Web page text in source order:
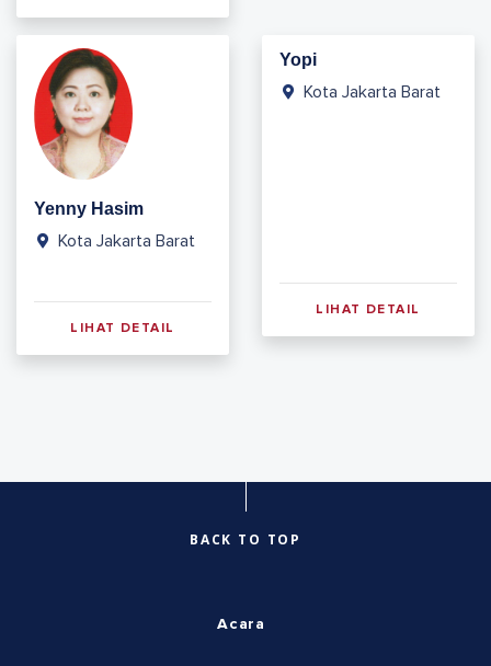
Yenny Hasim
Kota Jakarta Barat
LIHAT DETAIL
Yopi
Kota Jakarta Barat
LIHAT DETAIL
BACK TO TOP
Acara